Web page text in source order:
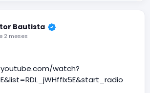
Bautista
2 meses
watch?